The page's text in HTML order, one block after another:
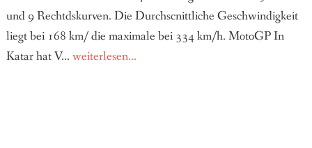
und 9 Rechtdskurven. Die Durchscnittliche Geschwindigkeit
liegt bei 168 km/ die maximale bei 334 km/h. MotoGP In
Katar hat V... weiterlesen...